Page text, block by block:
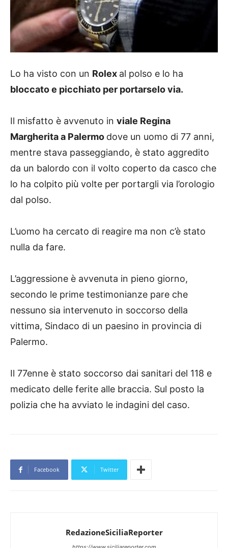
Lo ha visto con un Rolex al polso e lo ha
bloccato e picchiato per portarselo via.
Il misfatto è avvenuto in viale Regina
Margherita a Palermo dove un uomo di 77 anni,
mentre stava passeggiando, è stato aggredito
da un balordo con il volto coperto da casco che
lo ha colpito più volte per portargli via l’orologio
dal polso.
L’uomo ha cercato di reagire ma non c’è stato
nulla da fare.
L’aggressione è avvenuta in pieno giorno,
secondo le prime testimonianze pare che
nessuno sia intervenuto in soccorso della
vittima, Sindaco di un paesino in provincia di
Palermo.
Il 77enne è stato soccorso dai sanitari del 118 e
medicato delle ferite alle braccia. Sul posto la
polizia che ha avviato le indagini del caso.
Facebook Twitter
RedazioneSiciliaReporter